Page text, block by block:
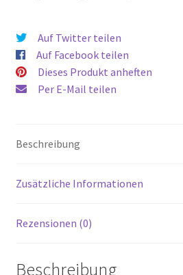
Auf Twitter teilen
Auf Facebook teilen
Dieses Produkt anheften
Per E-Mail teilen
Beschreibung
Zusätzliche Informationen
Rezensionen (0)
Beschreibung